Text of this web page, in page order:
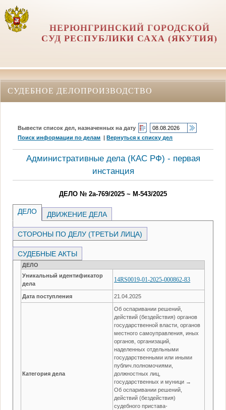
НЕРЮНГРИНСКИЙ ГОРОДСКОЙ
СУД РЕСПУБЛИКИ САХА (ЯКУТИЯ)
СУДЕБНОЕ ДЕЛОПРОИЗВОДСТВО
Вывести список дел, назначенных на дату
Поиск информации по делам |Вернуться к списку дел
Административные дела (КАC РФ) - первая
инстанция
ДЕЛО № 2а-769/2025 ~ М-543/2025
ДЕЛО ДВИЖЕНИЕ ДЕЛА
СТОРОНЫ ПО ДЕЛУ (ТРЕТЬИ ЛИЦА)
СУДЕБНЫЕ АКТЫ
ДЕЛО
Уникальный идентификатор
дела
14RS0019-01-2025-000862-83
Дата поступления 21.04.2025
Категория дела
Об оспаривании решений,
действий (бездействия) органов
государственной власти, органов
местного самоуправления, иных
органов, организаций,
наделенных отдельными
государственными или иными
публич.полномочиями,
должностных лиц,
государственных и муници →
Об оспаривании решений,
действий (бездействия)
судебного пристава-